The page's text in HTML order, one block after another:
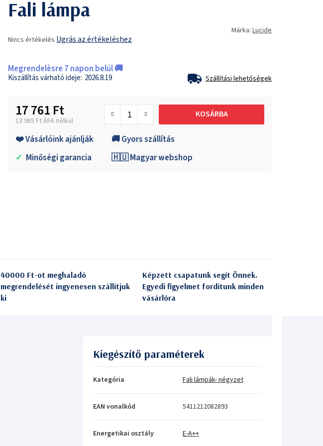
Fali lámpa
termék
értékelése
5-
csillag.
Nincs értékelés Ugrás az értékeléshez
Márka: Lucide
Megrendelèsre 7 napon belül 🚚
2026.8.19 Szállítási lehetőségek
17 761 Ft
13 985 Ft ÁFA nélkül
KOSÁRBA
❤️ Vásárlóink ajánlják
🚚 Gyors szállítás
✓ Minőségi garancia 🇭🇺 Magyar webshop
40000 Ft-ot meghaladó
megrendelését ingyenesen szállítjuk
ki
Képzett csapatunk segít Önnek.
Egyedi figyelmet fordítunk minden
vásárlóra
Kiegészítő paraméterek
Kategória Fali lámpák- négyzet
EAN vonalkód 5411212082893
Energetikai osztály E-A++